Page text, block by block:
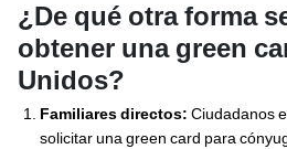
¿De qué otra forma
obtener una green
Unidos?
Familiares directos: Ciudadanos
solicitar una green card para